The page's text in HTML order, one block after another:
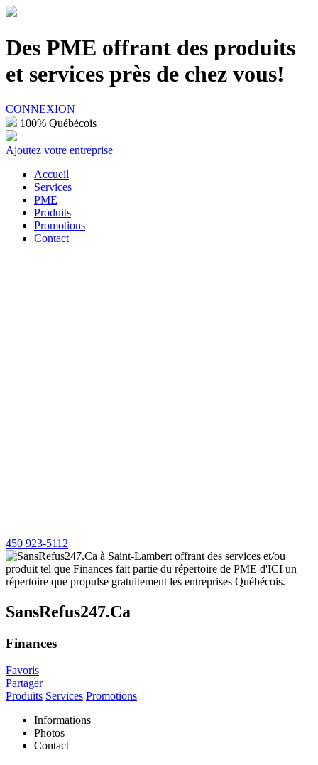
Des PME offrant des produits
et services près de chez vous!
CONNEXION
100% Québécois
Ajoutez votre entreprise
Accueil
Services
PME
Produits
Promotions
Contact
450 923-5112
SansRefus247.Ca
Finances
Favoris
Partager
Produits Services Promotions
Informations
Photos
Contact